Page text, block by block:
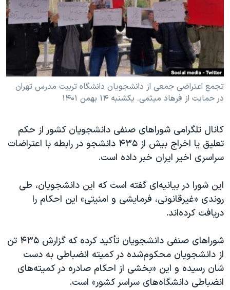
فرهنگ و زندگی
حقوق شهروندی
اقتصادی
علم و فناوری
اسرائیل در جنگ
گالری عکس
مستندها
انتخابات ریاست جمهوری آمریکا ۲۰۲۴
حمله جمهوری اسلامی به اسرائیل
رمز مهسا
ورزش زنان در ایران
اعتراضات زن، زندگی، آزادی
تریبونال مردمی آبان ۹۸
دادگاه حمید نوری
قانون شفافیت دارائی کادر رهبری ایران
اعتراضات مردمی آبان ۹۸
نرگس محمدی برنده جایزه نوبل صلح
همایش محافظه‌کاران آمریکا «سی‌پک»
صفحه‌های ویژه
زبانهای مختلف
تجمع اعتراضی جمعی از دانشجویان دانشگاه تربیت مدرس تهران
در حمایت از فرهاد میثمی. یکشنبه ۱۴ بهمن ۱۴۰۱
کانال تلگرامی شوراهای صنفی دانشجویان کشور از حکم
تعلیق یا اخراج بیش از ۴۳۵ دانشجو در رابطه با اعتراضات
سراسری اخیر ایران خبر داده است.
این شورا در بیانیه‌ای گفته است که این دانشجویان، طی
روندی «غیرقانونی، فرمایشی و امنیتی» این احکام را
دریافت کرده‌اند.
شوراهای صنفی دانشجویان تأکید کرده که گزارش ۴۳۵ تن
از دانشجویان محکوم‌شده در کمیته انضباطی به دست
شان رسیده و این «بخشی از احکام صادره در کمیته‌های
انضباطی دانشگاه‌های سراسر کشور» است.